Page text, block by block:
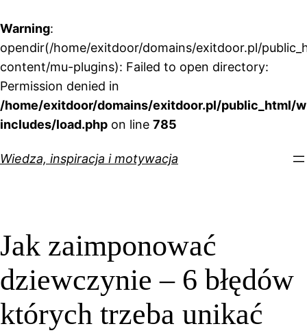
Warning:
opendir(/home/exitdoor/domains/exitdoor.pl/
content/mu-plugins): Failed to open directory:
Permission denied in
/home/exitdoor/domains/exitdoor.pl/public_html/
includes/load.php on line 785
do
Wiedza, inspiracja i motywacja
Jak zaimponować
dziewczynie – 6 błędów
których trzeba unikać